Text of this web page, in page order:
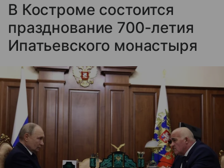
В Костроме состоится
празднование 700-летия
Ипатьевского монастыря